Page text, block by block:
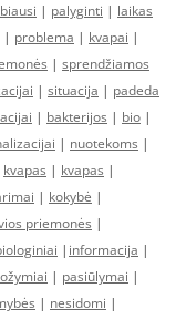
| palyginti | laikas
| problema | kvapai |
| sprendžiamos
| situacija | padeda
| bakterijos | bio |
| nuotekoms |
kvapas | kvapas |
| kokybė |
priemonės |
| informacija |
| pasiūlymai |
| nesidomi |